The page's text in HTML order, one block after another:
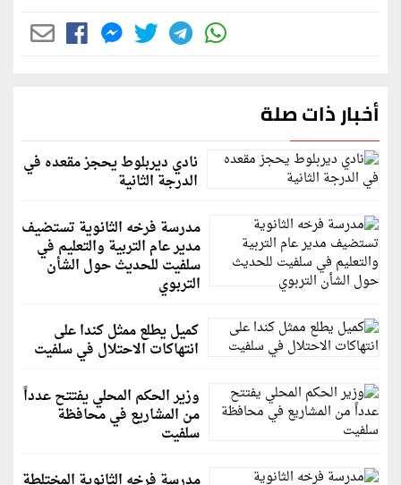
أخبار ذات صلة
نادي ديربلوط يحجز مقعده في
الدرجة الثانية
مدرسة فرخه الثانوية تستضيف
مدير عام التربية والتعليم في
سلفيت للحديث حول الشأن
التربوي
كميل يطلع ممثل كندا على
انتهاكات الاحتلال في سلفيت
وزير الحكم المحلي يفتتح عدداً
من المشاريع في محافظة
سلفيت